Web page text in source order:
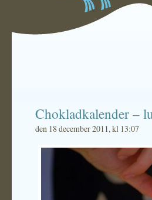
Chokladkalender –
den 18 december 2011, kl 13:07